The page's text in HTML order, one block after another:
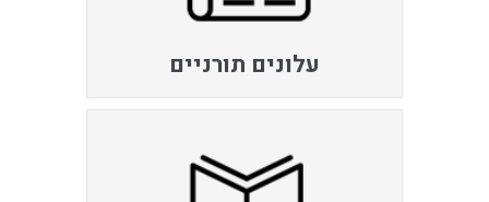
עלונים תורניים